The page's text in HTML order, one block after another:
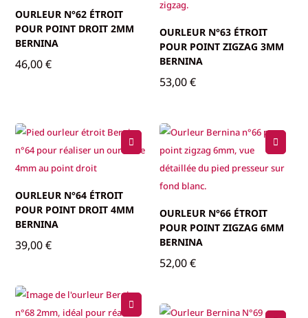
OURLEUR N°62 ÉTROIT
POUR POINT DROIT 2MM
BERNINA
46,00€
OURLEUR N°63 ÉTROIT
POUR POINT ZIGZAG 3MM
BERNINA
53,00€
OURLEUR N°64 ÉTROIT
POUR POINT DROIT 4MM
BERNINA
39,00€
OURLEUR N°66 ÉTROIT
POUR POINT ZIGZAG 6MM
BERNINA
52,00€